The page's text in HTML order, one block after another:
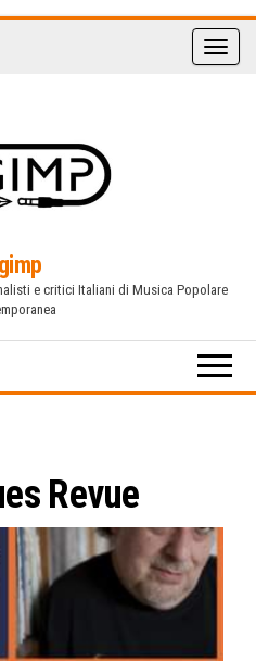
e critici Italiani di Musica Popolare
Revue